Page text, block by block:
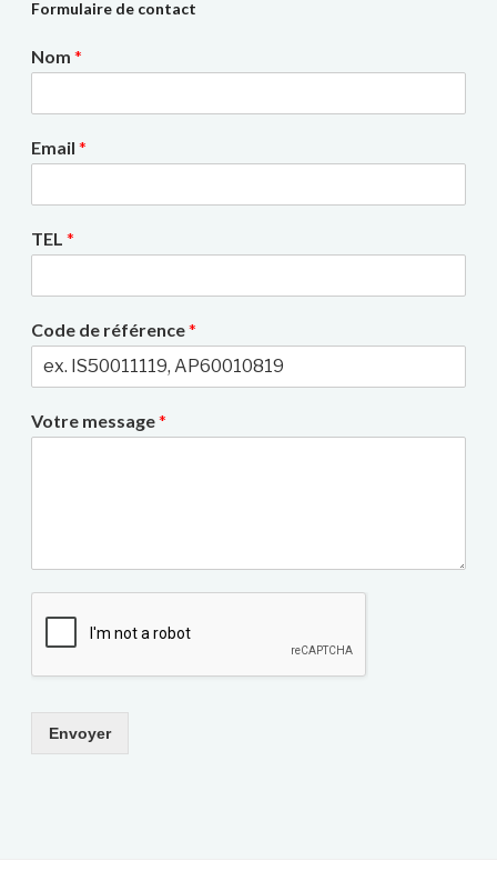
Formulaire de contact
Nom *
Email *
TEL *
Code de référence*
Votre message*
Envoyer